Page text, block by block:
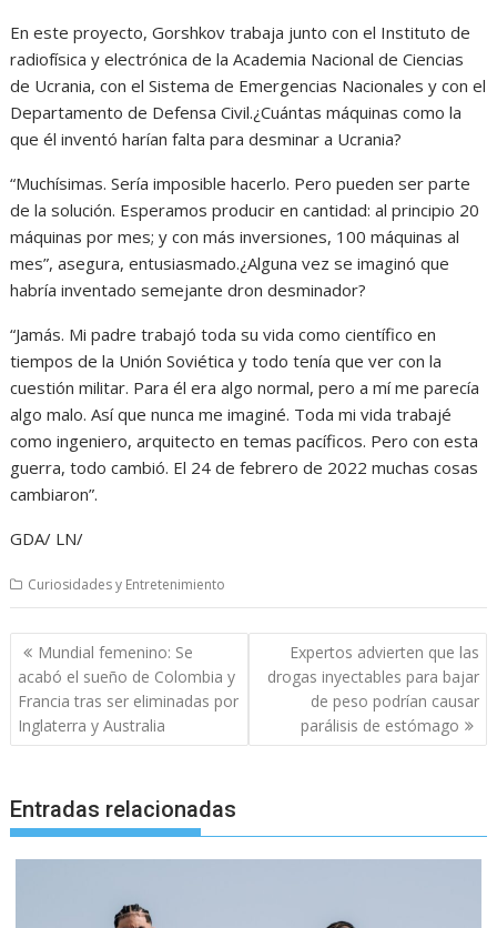
En este proyecto, Gorshkov trabaja junto con el Instituto de
radiofísica y electrónica de la Academia Nacional de Ciencias
de Ucrania, con el Sistema de Emergencias Nacionales y con el
Departamento de Defensa Civil.¿Cuántas máquinas como la
que él inventó harían falta para desminar a Ucrania?
“Muchísimas. Sería imposible hacerlo. Pero pueden ser parte
de la solución. Esperamos producir en cantidad: al principio 20
máquinas por mes; y con más inversiones, 100 máquinas al
mes”, asegura, entusiasmado.¿Alguna vez se imaginó que
habría inventado semejante dron desminador?
“Jamás. Mi padre trabajó toda su vida como científico en
tiempos de la Unión Soviética y todo tenía que ver con la
cuestión militar. Para él era algo normal, pero a mí me parecía
algo malo. Así que nunca me imaginé. Toda mi vida trabajé
como ingeniero, arquitecto en temas pacíficos. Pero con esta
guerra, todo cambió. El 24 de febrero de 2022 muchas cosas
cambiaron”.
GDA/ LN/
Curiosidades y Entretenimiento
Navegación
de
entradas
Mundial femenino: Se
acabó el sueño de Colombia y
Francia tras ser eliminadas por
Inglaterra y Australia
Expertos advierten que las
drogas inyectables para bajar
de peso podrían causar
parálisis de estómago
Entradas relacionadas